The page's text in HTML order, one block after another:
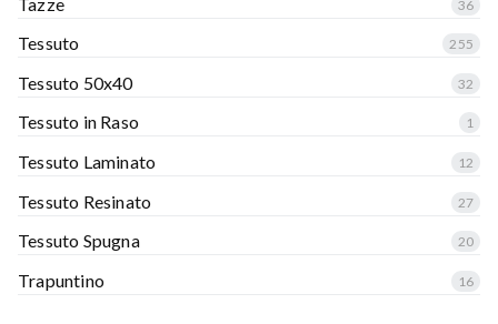
36
Tessuto 255
Tessuto 50x40 32
Tessuto in Raso 1
Tessuto Laminato 12
Tessuto Resinato 27
Tessuto Spugna 20
Trapuntino 16